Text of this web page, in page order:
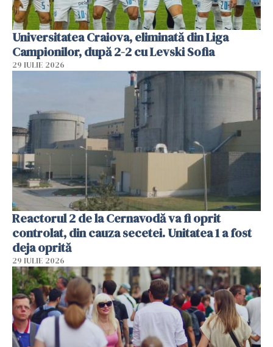
Universitatea Craiova, eliminată din Liga
Campionilor, după 2-2 cu Levski Sofia
29 IULIE 2026
Reactorul 2 de la Cernavodă va fi oprit
controlat, din cauza secetei. Unitatea 1 a fost
deja oprită
29 IULIE 2026